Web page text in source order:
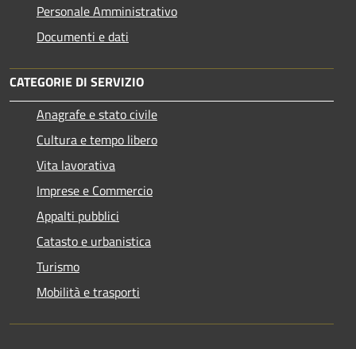
Personale Amministrativo
Documenti e dati
CATEGORIE DI SERVIZIO
Anagrafe e stato civile
Cultura e tempo libero
Vita lavorativa
Imprese e Commercio
Appalti pubblici
Catasto e urbanistica
Turismo
Mobilità e trasporti